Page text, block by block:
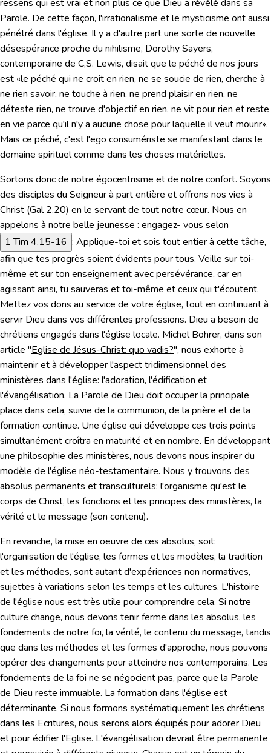
ressens qui est vrai et non plus ce que Dieu a révélé dans sa
Parole. De cette façon, l'irrationalisme et le mysticisme ont aussi
pénétré dans l'église. Il y a d'autre part une sorte de nouvelle
désespérance proche du nihilisme, Dorothy Sayers,
contemporaine de C,S. Lewis, disait que le péché de nos jours
est «le péché qui ne croit en rien, ne se soucie de rien, cherche à
ne rien savoir, ne touche à rien, ne prend plaisir en rien, ne
déteste rien, ne trouve d'objectif en rien, ne vit pour rien et reste
en vie parce qu'il n'y a aucune chose pour laquelle il veut mourir».
Mais ce péché, c'est l'ego consumériste se manifestant dans le
domaine spirituel comme dans les choses matérielles.
Sortons donc de notre égocentrisme et de notre confort. Soyons
des disciples du Seigneur à part entière et offrons nos vies à
Christ (Gal 2.20) en le servant de tout notre cœur. Nous en
appelons à notre belle jeunesse : engagez- vous selon
1 Tim 4.15-16 : Applique-toi et sois tout entier à cette tâche,
afin que tes progrès soient évidents pour tous. Veille sur toi-
même et sur ton enseignement avec persévérance, car en
agissant ainsi, tu sauveras et toi-même et ceux qui t'écoutent.
Mettez vos dons au service de votre église, tout en continuant à
servir Dieu dans vos différentes professions. Dieu a besoin de
chrétiens engagés dans l'église locale. Michel Bohrer, dans son
article "Eglise de Jésus-Christ: quo vadis?", nous exhorte à
maintenir et à développer l'aspect tridimensionnel des
ministères dans l'église: l'adoration, l'édification et
l'évangélisation. La Parole de Dieu doit occuper la principale
place dans cela, suivie de la communion, de la prière et de la
formation continue. Une église qui développe ces trois points
simultanément croîtra en maturité et en nombre. En développant
une philosophie des ministères, nous devons nous inspirer du
modèle de l'église néo-testamentaire. Nous y trouvons des
absolus permanents et transculturels: l'organisme qu'est le
corps de Christ, les fonctions et les principes des ministères, la
vérité et le message (son contenu).
En revanche, la mise en oeuvre de ces absolus, soit:
l'organisation de l'église, les formes et les modèles, la tradition
et les méthodes, sont autant d'expériences non normatives,
sujettes à variations selon les temps et les cultures. L'histoire
de l'église nous est très utile pour comprendre cela. Si notre
culture change, nous devons tenir ferme dans les absolus, les
fondements de notre foi, la vérité, le contenu du message, tandis
que dans les méthodes et les formes d'approche, nous pouvons
opérer des changements pour atteindre nos contemporains. Les
fondements de la foi ne se négocient pas, parce que la Parole
de Dieu reste immuable. La formation dans l'église est
déterminante. Si nous formons systématiquement les chrétiens
dans les Ecritures, nous serons alors équipés pour adorer Dieu
et pour édifier l'Eglise. L'évangélisation devrait être permanente